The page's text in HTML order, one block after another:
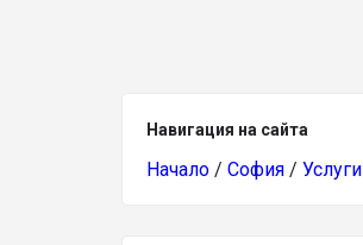
Навигация на сайта
Начало / София / Услуги